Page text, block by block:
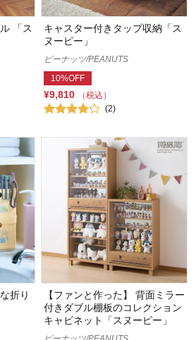
「ス
キャスター付きタップ収納「ス
ヌーピー」
ピーナッツ/PEANUTS
10%OFF
¥9,810
（税込）
(2)
折り
【ファンと作った】 背面ミラー
付きダブル棚板のコレクション
キャビネット「スヌーピー」